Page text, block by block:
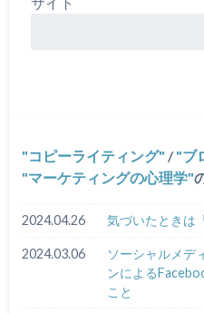
コピーライティング / ブ
マーケティングの心理学
2024.04.26 気づいたときは
2024.03.06
ソーシャルメデ
ンによる
こと